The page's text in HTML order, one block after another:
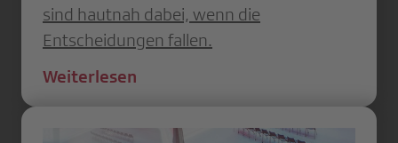
sind hautnah dabei, wenn die
Entscheidungen fallen.
Weiterlesen